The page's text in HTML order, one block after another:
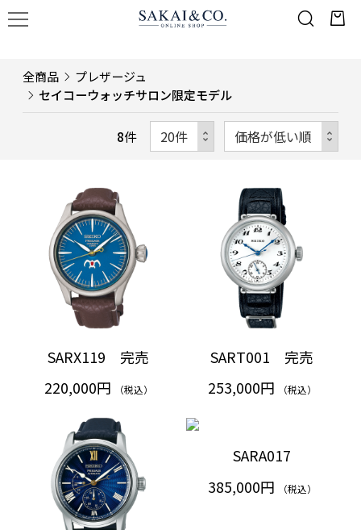
全商品
プレザージュ
セイコーウォッチサロン限定モデル
8件
SARX119 完売
220,000円
（税込）
SART001 完売
253,000円
（税込）
SARA017
385,000円
（税込）